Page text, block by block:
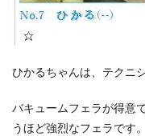
ひかるちゃんは、テクニ
バキュームフェラが得意
うほど強烈なフェラです。